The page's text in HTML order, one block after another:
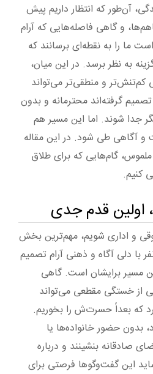
آن‌طور که انتظار داریم پیش
و گاهی فاصله‌هایی که آرام‌
ما را به نقطه‌ای برسانند که
به نظر برسد. در این میان،
کم‌تنش‌تر و منطقی‌تر می‌تواند
گرفته‌اند محترمانه و بدون
جدا شوند. اما این مسیر هم
و آگاهی طی شود. در این مقاله
گام‌هایی که برای طلاق
کنیم.
اولین قدم جدی
و اداری شویم، مهم‌ترین بخش
با دلی آگاه و ذهنی آرام تصمیم
مسیر برایشان است. گاهی
از خستگی مقطعی می‌تواند
که بعداً حسرت‌ش را بخوریم.
بدون حضور خانواده‌ها یا
صادقانه بنشینند و درباره
این گفت‌وگوها فرصتی برای